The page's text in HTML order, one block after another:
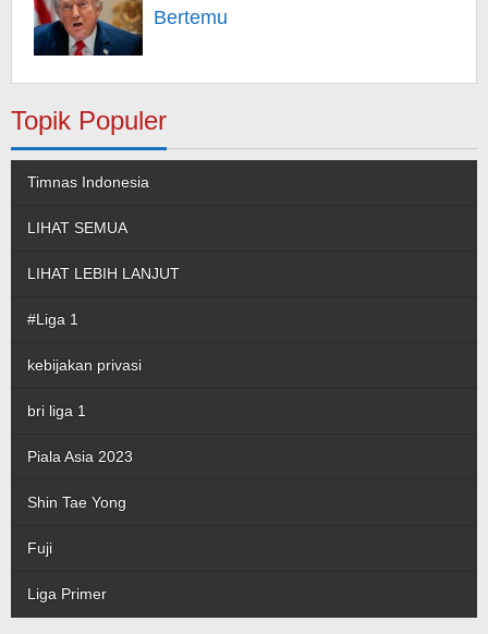
Bertemu
Topik Populer
Timnas Indonesia
LIHAT SEMUA
LIHAT LEBIH LANJUT
#Liga 1
kebijakan privasi
bri liga 1
Piala Asia 2023
Shin Tae Yong
Fuji
Liga Primer